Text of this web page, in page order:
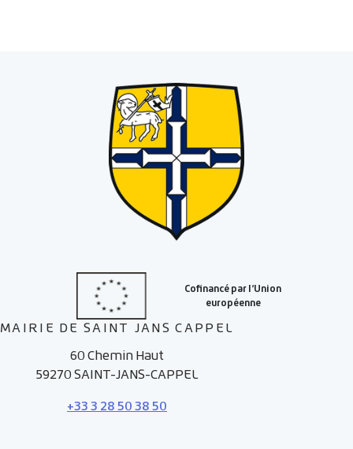
MAIRIE DE SAINT JANS CAPPEL
60 Chemin Haut
59270 SAINT-JANS-CAPPEL
+33 3 28 50 38 50